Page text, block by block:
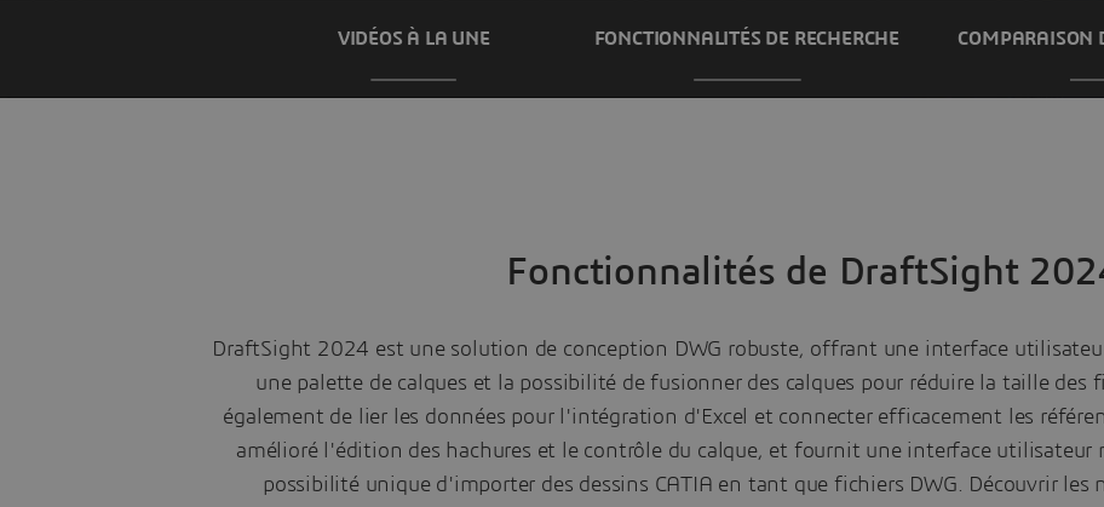
VIDÉOS À LA UNE FONCTIONNALITÉS DE RECHERCHE COMPARAISON
Fonctionnalités de DraftSight
DraftSight 2024 est une solution de conception DWG robuste, offrant une interface
une palette de calques et la possibilité de fusionner des calques pour réduire la taille des
également de lier les données pour l'intégration d'Excel et connecter efficacement les
amélioré l'édition des hachures et le contrôle du calque, et fournit une interface utilisateur
possibilité unique d'importer des dessins CATIA en tant que fichiers DWG. Découvrir